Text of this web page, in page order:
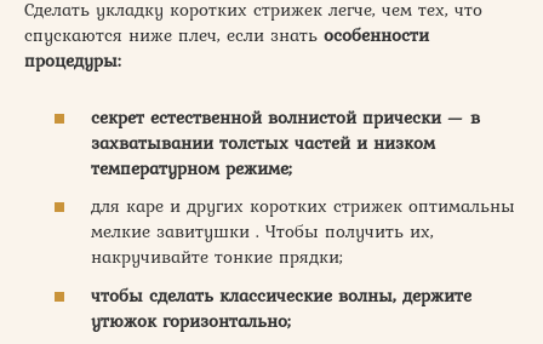
Сделать укладку коротких стрижек легче, чем тех, что
спускаются ниже плеч, если знать особенности
процедуры:
секрет естественной волнистой прически — в
захватывании толстых частей и низком
температурном режиме;
для каре и других коротких стрижек оптимальны
мелкие завитушки . Чтобы получить их,
накручивайте тонкие прядки;
чтобы сделать классические волны, держите
утюжок горизонтально;